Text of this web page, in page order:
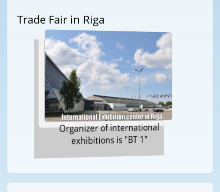
Trade Fair in Riga
Organizer of international
exhibitions is "BT 1"